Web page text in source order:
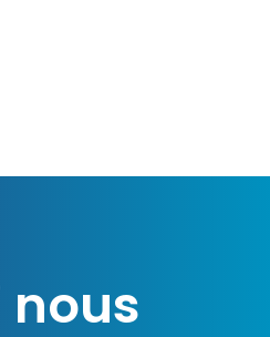
nous